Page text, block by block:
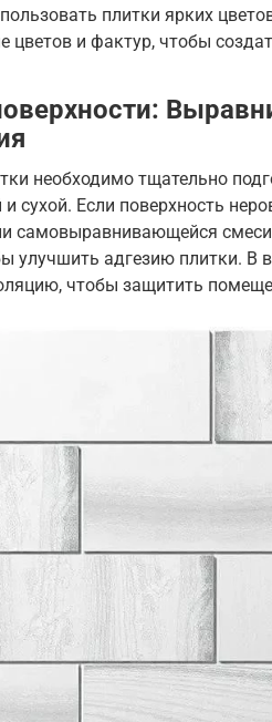
плитки ярких
цветов и фактур, чтобы
необходимо тщательно
сухой. Если поверхность
самовыравнивающейся
улучшить адгезию плитки. В
чтобы защитить